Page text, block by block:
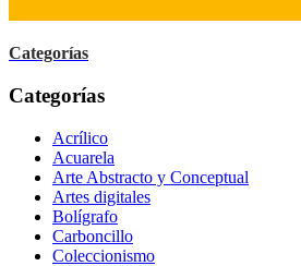
Categorías
Categorías
Acrílico
Acuarela
Arte Abstracto y Conceptual
Artes digitales
Bolígrafo
Carboncillo
Coleccionismo